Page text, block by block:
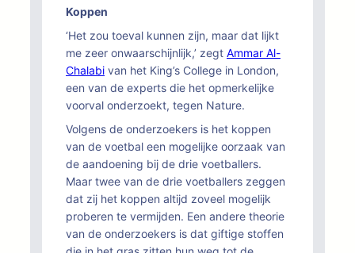
Koppen
‘Het zou toeval kunnen zijn, maar dat lijkt
me zeer onwaarschijnlijk,’ zegt Ammar Al-
Chalabi van het King’s College in London,
een van de experts die het opmerkelijke
voorval onderzoekt, tegen Nature.
Volgens de onderzoekers is het koppen
van de voetbal een mogelijke oorzaak van
de aandoening bij de drie voetballers.
Maar twee van de drie voetballers zeggen
dat zij het koppen altijd zoveel mogelijk
proberen te vermijden. Een andere theorie
van de onderzoekers is dat giftige stoffen